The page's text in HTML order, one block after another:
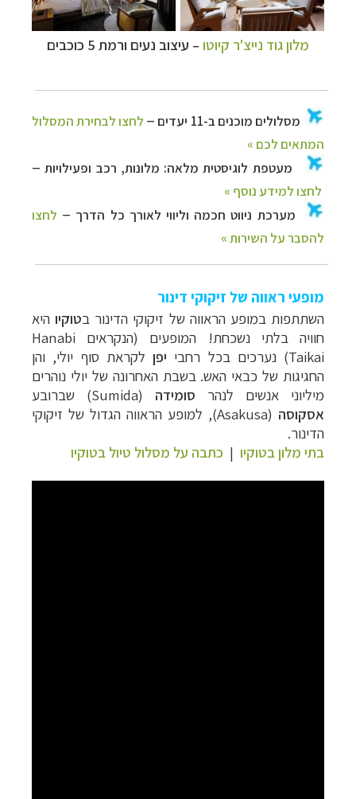
מלון גוד נייצ'ר קיוטו – עיצוב נעים ורמת 5 כוכבים
מופעי ראווה של זיקוקי דינור
השתתפות במופע הראווה של זיקוקי הדינור בטוקיוהיא
חוויה בלתי נשכחת! המופעים (הנקראים Hanabi
Taikai) נערכים בכל רחבי יפן לקראת סוף יולי, והן
החגיגות של כבאי האש. בשבת האחרונה של יולי נוהרים
מיליוני אנשים לנהר סומידה (Sumida)
שברובע
אסקוסה (Asakusa),
למופע הראווה הגדול של זיקוקי
הדינור.
בתי מלון בטוקיו | כתבה על מסלול טיול בטוקיו